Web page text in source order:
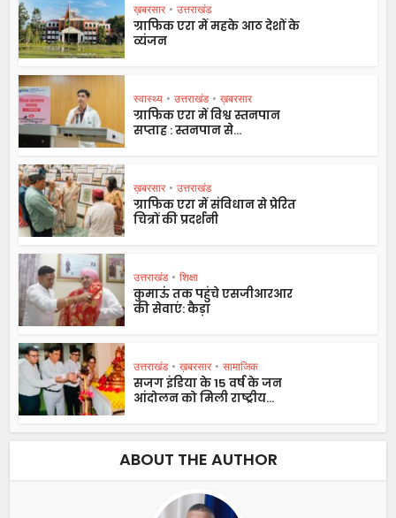
ख़बरसार • उत्तराखंड
ग्राफिक एरा में महके आठ देशों के
व्यंजन
स्वास्थ्य • उत्तराखंड • ख़बरसार
ग्राफिक एरा में विश्व स्तनपान
सप्ताह : स्तनपान से...
ख़बरसार • उत्तराखंड
ग्राफिक एरा में संविधान से प्रेरित
चित्रों की प्रदर्शनी
उत्तराखंड • शिक्षा
कुमाऊं तक पहुंचे एसजीआरआर
की सेवाएं: कैड़ा
उत्तराखंड • ख़बरसार • सामाजिक
सजग इंडिया के 15 वर्ष के जन
आंदोलन को मिली राष्ट्रीय...
ABOUT THE AUTHOR